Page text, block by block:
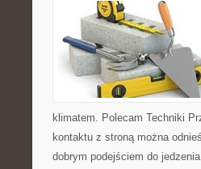
klimatem. Polecam Techniki
kontaktu z stroną można
dobrym podejściem do